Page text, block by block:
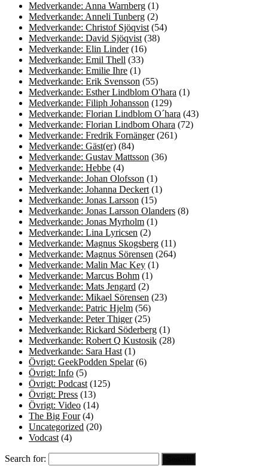
Medverkande: Anna Warnberg (1)
Medverkande: Anneli Tunberg (2)
Medverkande: Christof Sjöqvist (54)
Medverkande: David Sjöqvist (38)
Medverkande: Elin Linder(16)
Medverkande: Emil Thell (33)
Medverkande: Emilie Ihre (1)
Medverkande: Erik Svensson (55)
Medverkande: Esther Lindblom O'hara (1)
Medverkande: Filiph Johansson (129)
Medverkande: Florian Lindblom O´hara (43)
Medverkande: Florian Lindbom Ohara (72)
Medverkande: Fredrik Fornänger(261)
Medverkande: Gäst(er) (84)
Medverkande: Gustav Mattsson (36)
Medverkande: Hebbe (4)
Medverkande: Johan Olofsson (1)
Medverkande: Johanna Deckert (1)
Medverkande: Jonas Larsson (15)
Medverkande: Jonas Larsson Olanders (8)
Medverkande: Jonas Myrholm (1)
Medverkande: Lina Lyricsen (2)
Medverkande: Magnus Skogsberg (11)
Medverkande: Magnus Sörensen (264)
Medverkande: Malin Mac Key (1)
Medverkande: Marcus Bohm (1)
Medverkande: Mats Jengard (2)
Medverkande: Mikael Sörensen (23)
Medverkande: Patric Hjelm (56)
Medverkande: Peter Thiger(25)
Medverkande: Rickard Söderberg (1)
Medverkande: Robert Q Kustosik (28)
Medverkande: Sara Hast (1)
Övrigt: GeekPodden Spelar(6)
Övrigt: Info (5)
Övrigt: Podcast (125)
Övrigt: Press (13)
Övrigt: Video (14)
The Big Four(4)
Uncategorized (20)
Vodcast (4)
Search for: